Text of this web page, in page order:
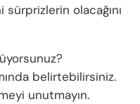
olacağını
belirtebilirsiniz.
unutmayın.